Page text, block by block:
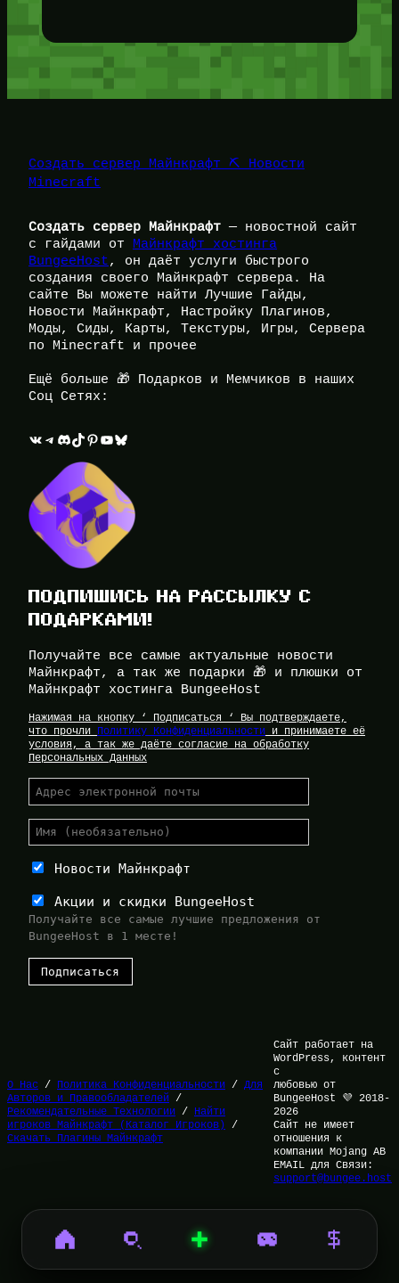
Создать сервер Майнкрафт ⛏️ Новости
Minecraft
Создать сервер Майнкрафт — новостной сайт
с гайдами от
Майнкрафт хостинга
BungeeHost, он даёт услуги быстрого
создания своего Майнкрафт сервера. На
сайте Вы можете найти Лучшие Гайды,
Новости Майнкрафт, Настройку Плагинов,
Моды, Сиды, Карты, Текстуры, Игры, Сервера
по Minecraft и прочее
Ещё больше 🎁 Подарков и Мемчиков в наших
Соц Сетях:
ВКонтакте Telegram Discord TikTok Pinterest YouTube Bluesky
ПОДПИШИСЬ НА РАССЫЛКУ С
ПОДАРКАМИ!
Получайте все самые актуальные новости
Майнкрафт, а так же подарки 🎁 и плюшки от
Майнкрафт хостинга BungeeHost
Нажимая на кнопку ‘ Подписаться ‘ Вы подтверждаете,
что прочли Политику Конфиденциальности и принимаете её
условия, а так же даёте согласие на обработку
Персональных Данных
Новости Майнкрафт
Акции и скидки BungeeHost
Получайте все самые лучшие предложения от
BungeeHost в 1 месте!
О Нас / Политика Конфиденциальности / Для
Авторов и Правообладателей /
Рекомендательные Технологии / Найти
игроков Майнкрафт (Каталог Игроков) /
Скачать Плагины Майнкрафт
Сайт работает на
WordPress, контент
с
любовью от
BungeeHost 💜 2018-
2026
Сайт не имеет
отношения к
компании Mojang AB
EMAIL для Связи:
support@bungee.host